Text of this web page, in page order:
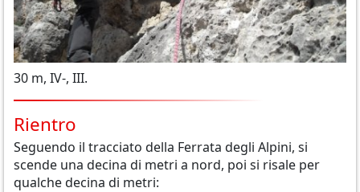
30 m, IV-, III.
Rientro
Seguendo il tracciato della Ferrata degli Alpini, si
scende una decina di metri a nord, poi si risale per
qualche decina di metri: